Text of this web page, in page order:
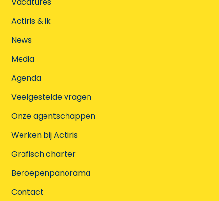
Actiris & ik
News
Media
Agenda
Veelgestelde vragen
Onze agentschappen
Werken bij Actiris
Grafisch charter
Beroepenpanorama
Contact